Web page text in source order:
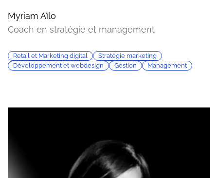
Myriam Aïlo
Coach en stratégie et management
Retail et Marketing digital
Stratégie marketing
Développement et webdesign
Gestion Management